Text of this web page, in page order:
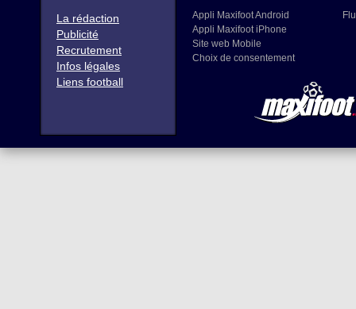
La rédaction
Publicité
Recrutement
Infos légales
Liens football
Appli Maxifoot Android
Appli Maxifoot iPhone
Site web Mobile
Choix de consentement